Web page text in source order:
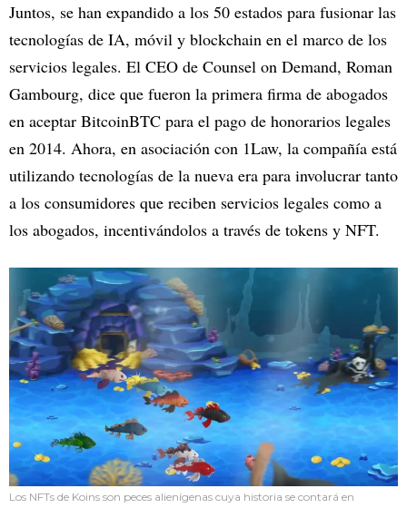
Juntos, se han expandido a los 50 estados para fusionar las
tecnologías de IA, móvil y blockchain en el marco de los
servicios legales. El CEO de Counsel on Demand, Roman
Gambourg, dice que fueron la primera firma de abogados
en aceptar BitcoinBTC para el pago de honorarios legales
en 2014. Ahora, en asociación con 1Law, la compañía está
utilizando tecnologías de la nueva era para involucrar tanto
a los consumidores que reciben servicios legales como a
los abogados, incentivándolos a través de tokens y NFT.
Los NFTs de Koins son peces alienígenas cuya historia se contará en